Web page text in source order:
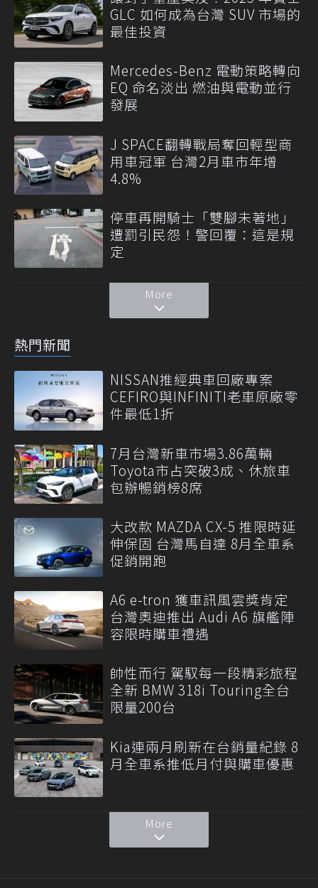
GLC 如何成為台灣 SUV 市場的
最佳投資
Mercedes-Benz 電動策略轉向
EQ 命名淡出 燃油與電動並行
發展
J SPACE翻轉戰局奪回輕型商
用車冠軍 台灣2月車市年增
4.8%
停車再開騎士「雙腳未著地」
遭罰引民怨！警回覆：這是規
定
More
熱門新聞
NISSAN推經典車回廠專案
CEFIRO與INFINITI老車原廠零
件最低1折
7月台灣新車市場3.86萬輛
Toyota市占突破3成、休旅車
包辦暢銷榜8席
大改款 MAZDA CX-5 推限時延
伸保固 台灣馬自達 8月全車系
促銷開跑
A6 e-tron 獲車訊風雲獎肯定
台灣奧迪推出 Audi A6 旗艦陣
容限時購車禮遇
帥性而行 駕馭每一段精彩旅程
全新 BMW 318i Touring全台
限量200台
Kia連兩月刷新在台銷量紀錄 8
月全車系推低月付與購車優惠
More